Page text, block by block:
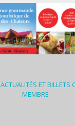
ACTUALITÉS ET BILLETS
MEMBRE